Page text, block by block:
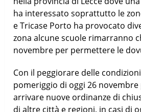
ha interessato soprattutto le
e Tricase Porto ha provocato
zona alcune scuole rimarranno
novembre per permettere le
Con il peggiorare delle
pomeriggio di oggi 26
arrivare nuove ordinanze di
di altre città e regioni, in casi di